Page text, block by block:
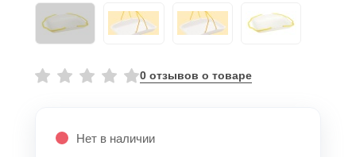
0 отзывов о товаре
Нет в наличии